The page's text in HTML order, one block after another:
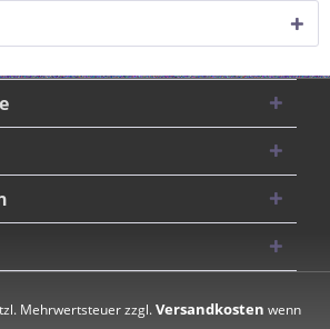
Mehrwertsteuer zzgl.Versandkosten wenn